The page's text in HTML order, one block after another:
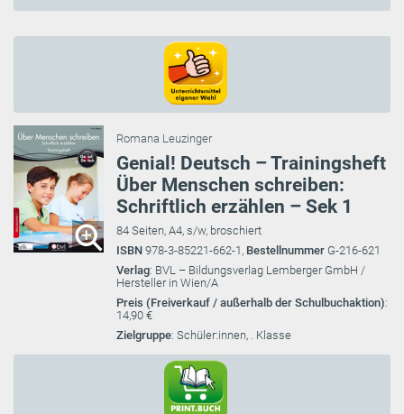
Romana Leuzinger
Genial! Deutsch – Trainingsheft
Über Menschen schreiben:
Schriftlich erzählen – Sek 1
84 Seiten, A4, s/w, broschiert
ISBN 978-3-85221-662-1, Bestellnummer G-216-621
Verlag: BVL – Bildungsverlag Lemberger GmbH /
Hersteller in Wien/A
Preis (Freiverkauf / außerhalb der Schulbuchaktion):
14,90 €
Zielgruppe: Schüler:innen, . Klasse